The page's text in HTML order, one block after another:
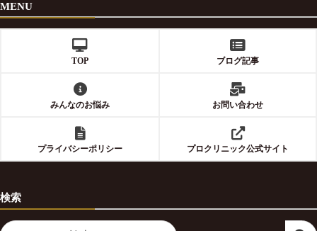
MENU
TOP ブログ記事
みんなのお悩み お問い合わせ
プライバシーポリシー プロクリニック公式サイト
検索